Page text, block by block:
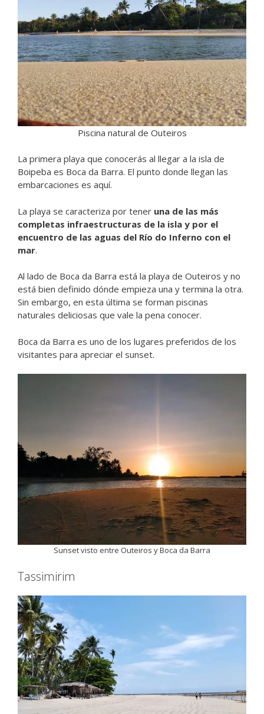
Piscina natural de Outeiros
La primera playa que conocerás al llegar a la isla de
Boipeba es Boca da Barra. El punto donde llegan las
embarcaciones es aquí.
La playa se caracteriza por tener una de las más
completas infraestructuras de la isla y por el
encuentro de las aguas del Río do Inferno con el
mar.
Al lado de Boca da Barra está la playa de Outeiros y no
está bien definido dónde empieza una y termina la otra.
Sin embargo, en esta última se forman piscinas
naturales deliciosas que vale la pena conocer.
Boca da Barra es uno de los lugares preferidos de los
visitantes para apreciar el sunset.
Sunset visto entre Outeiros y Boca da Barra
Tassimirim